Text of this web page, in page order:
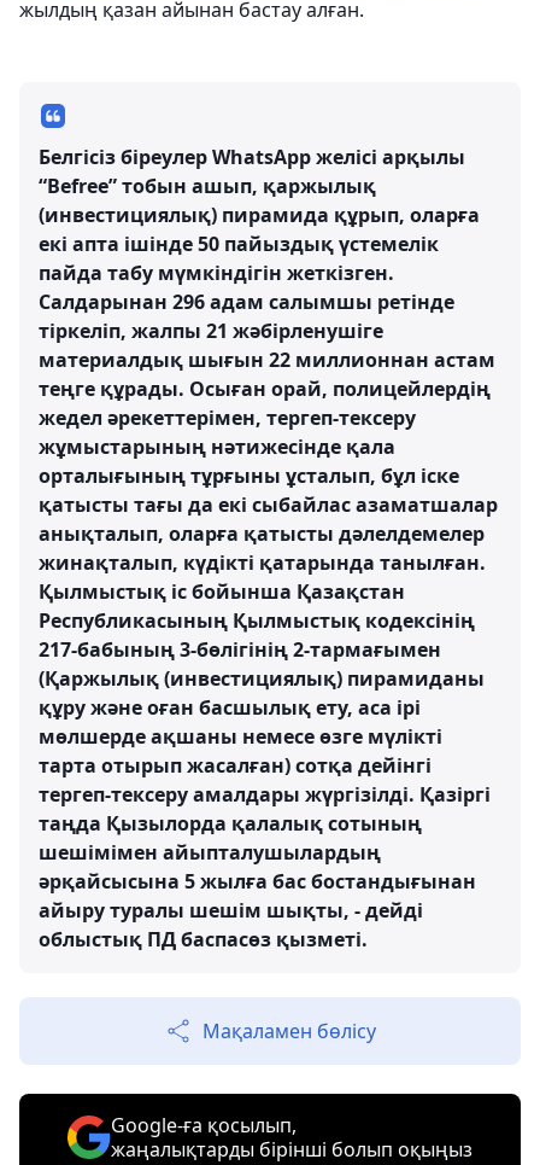
жылдың қазан айынан бастау алған.
Белгісіз біреулер WhatsApp желісі арқылы
“Befree” тобын ашып, қаржылық
(инвестициялық) пирамида құрып, оларға
екі апта ішінде 50 пайыздық үстемелік
пайда табу мүмкіндігін жеткізген.
Салдарынан 296 адам салымшы ретінде
тіркеліп, жалпы 21 жәбірленушіге
материалдық шығын 22 миллионнан астам
теңге құрады. Осыған орай, полицейлердің
жедел әрекеттерімен, тергеп-тексеру
жұмыстарының нәтижесінде қала
орталығының тұрғыны ұсталып, бұл іске
қатысты тағы да екі сыбайлас азаматшалар
анықталып, оларға қатысты дәлелдемелер
жинақталып, күдікті қатарында танылған.
Қылмыстық іс бойынша Қазақстан
Республикасының Қылмыстық кодексінің
217-бабының 3-бөлігінің 2-тармағымен
(Қаржылық (инвестициялық) пирамиданы
құру және оған басшылық ету, аса ірі
мөлшерде ақшаны немесе өзге мүлікті
тарта отырып жасалған) сотқа дейінгі
тергеп-тексеру амалдары жүргізілді. Қазіргі
таңда Қызылорда қалалық сотының
шешімімен айыпталушылардың
әрқайсысына 5 жылға бас бостандығынан
айыру туралы шешім шықты, - дейді
облыстық ПД баспасөз қызметі.
Мақаламен бөлісу
Google-ға қосылып,
жаңалықтарды бірінші болып оқыңыз